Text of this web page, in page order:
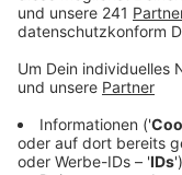
jetzt deutlich
ausgegeben
Vorsaison. Da
gekommen.
In NRW ist die
Rund 20 Fälle